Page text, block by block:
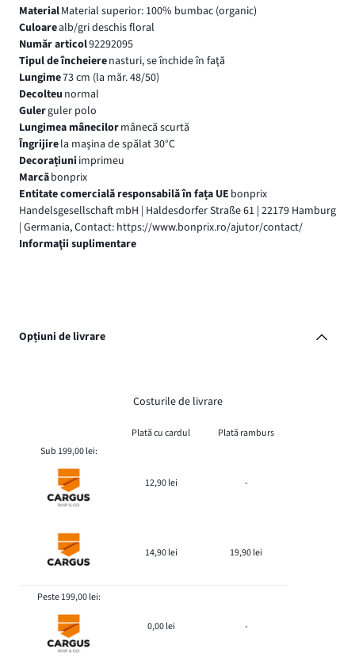
MaterialMaterial superior: 100% bumbac (organic)
Culoarealb/gri deschis floral
Număr articol92292095
Tipul de încheierenasturi, se închide în faţă
Lungime73 cm (la măr. 48/50)
Decolteu normal
Gulerguler polo
Lungimea mânecilormânecă scurtă
Îngrijirela maşina de spălat 30°C
Decorațiuni imprimeu
Marcăbonprix
Entitate comercială responsabilă în fața UE bonprix
Handelsgesellschaft mbH | Haldesdorfer Straße 61 | 22179 Hamburg
| Germania, Contact: https://www.bonprix.ro/ajutor/contact/
Informaţii suplimentare
Opțiuni de livrare
Costurile de livrare
Plată cu cardul
Plată ramburs
Sub 199,00 lei:
12,90 lei -
14,90 lei 19,90 lei
Peste 199,00 lei:
0,00 lei -